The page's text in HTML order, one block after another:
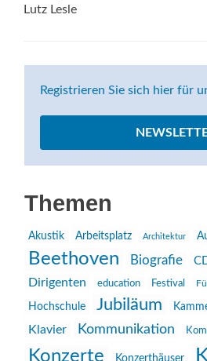
Lutz Lesle
Registrieren Sie sich hier für
Themen
Akustik Arbeitsplatz Architektur
Beethoven Biografie
Dirigenten education Festival
Hochschule Jubiläum
Klavier
Kommunikation
Konzerte Konzerthäuser